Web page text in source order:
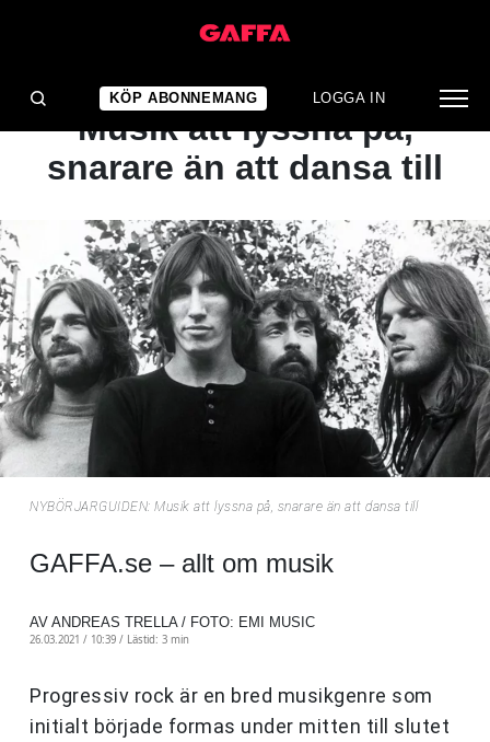
KÖP ABONNEMANG LOGGA IN
ARTIKEL
NYBÖRJARGUIDEN:
Musik att lyssna på,
snarare än att dansa till
NYBÖRJARGUIDEN: Musik att lyssna på, snarare än att dansa till
GAFFA.se – allt om musik
AV ANDREAS TRELLA / FOTO: EMI MUSIC
26.03.2021 / 10:39 / Lästid: 3 min
Progressiv rock är en bred musikgenre som
initialt började formas under mitten till slutet